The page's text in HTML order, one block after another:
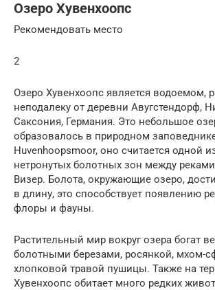
Озеро Хувенхоопс
Рекомендовать место
2
Озеро Хувенхоопс является водоемом,
неподалеку от деревни Авугстендорф,
Саксония, Германия. Это небольшое
образовалось в природном
Huvenhoopsmoor, оно считается одной
нетронутых болотных зон между
Визер. Болота, окружающие озеро,
в длину, это способствует появлению
флоры и фауны.
Растительный мир вокруг озера богат
болотными березами, росянкой, мхом-
хлопковой травой пушицы. Также на
Хувенхоопс обитает много редких